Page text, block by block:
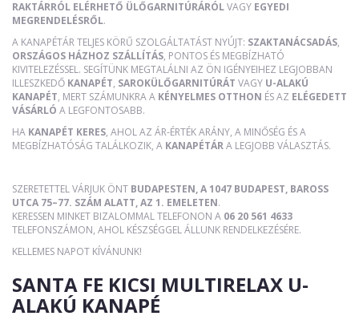
RAKTÁRRÓL ELÉRHETŐ ÜLŐGARNITÚRÁRÓLVAGY EGYEDI
MEGRENDELÉSRŐL.
A KANAPÉTÁR TELJES KÖRŰ SZOLGÁLTATÁST NYÚJT: SZAKTANÁCSADÁS,
ORSZÁGOS HÁZHOZ SZÁLLÍTÁS, PONTOS ÉS MEGBÍZHATÓ
KIVITELEZÉSSEL. SEGÍTÜNK MEGTALÁLNI AZ ÖN IGÉNYEIHEZ LEGJOBBAN
ILLESZKEDŐ KANAPÉT, SAROKÜLŐGARNITÚRÁT VAGY U-ALAKÚ
KANAPÉT, MERT SZÁMUNKRA A KÉNYELMES OTTHON ÉS AZ ELÉGEDETT
VÁSÁRLÓ A LEGFONTOSABB.
HA KANAPÉT KERES, AHOL AZ ÁR-ÉRTÉK ARÁNY, A MINŐSÉG ÉS A
MEGBÍZHATÓSÁG TALÁLKOZIK, A KANAPÉTÁRA LEGJOBB VÁLASZTÁS.
SZERETETTEL VÁRJUK ÖNT BUDAPESTEN, A 1047 BUDAPEST, BAROSS
UTCA 75–77. SZÁM ALATT, AZ 1. EMELETEN.
KERESSEN MINKET BIZALOMMAL TELEFONON A 06 20 561 4633
TELEFONSZÁMON, AHOL KÉSZSÉGGEL ÁLLUNK RENDELKEZÉSÉRE.
KELLEMES NAPOT KÍVÁNUNK!
SANTA FE KICSI MULTIRELAX U-
ALAKÚ KANAPÉ